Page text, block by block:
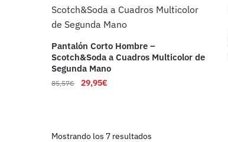
Pantalón Corto Hombre –
Scotch&Soda a Cuadros Multicolor de
Segunda Mano
85,57€ 29,95€
Mostrando los 7 resultados